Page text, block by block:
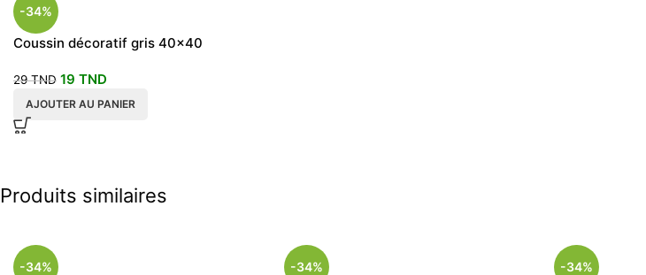
-34%
Coussin décoratif gris 40×40
29TND 19 TND
AJOUTER AU PANIER
Produits similaires
-34% -34% -34%